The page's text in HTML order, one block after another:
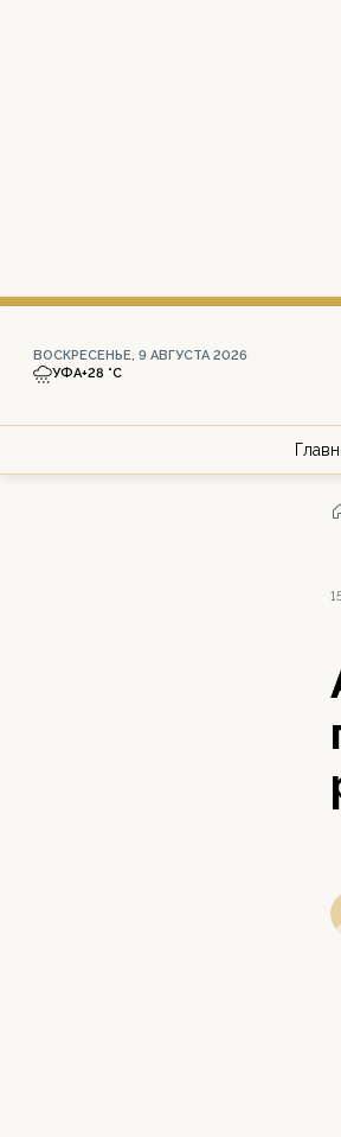
ВОСКРЕСЕНЬЕ, 9 АВГУСТА 2026
УФА+28 °С